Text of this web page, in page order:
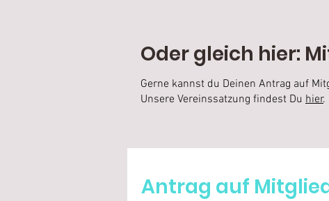
Oder gleich hier:
Gerne kannst du Deinen Antrag auf
Unsere Vereinssatzung findest Du hier.
Antrag auf